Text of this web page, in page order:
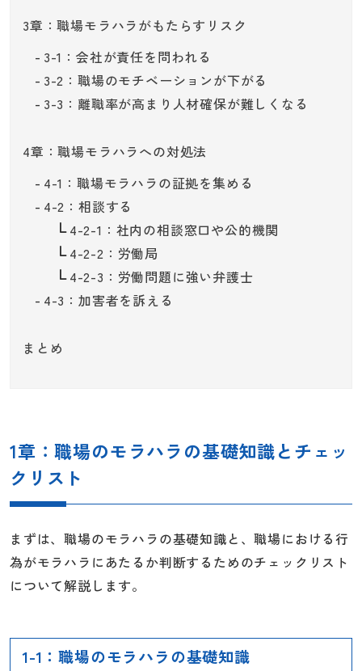
3章：職場モラハラがもたらすリスク
3-1：会社が責任を問われる
3-2：職場のモチベーションが下がる
3-3：離職率が高まり人材確保が難しくなる
4章：職場モラハラへの対処法
4-1：職場モラハラの証拠を集める
4-2：相談する
4-2-1：社内の相談窓口や公的機関
4-2-2：労働局
4-2-3：労働問題に強い弁護士
4-3：加害者を訴える
まとめ
1章：職場のモラハラの基礎知識とチェッ
クリスト
まずは、職場のモラハラの基礎知識と、職場における行
為がモラハラにあたるか判断するためのチェックリスト
について解説します。
1-1：職場のモラハラの基礎知識